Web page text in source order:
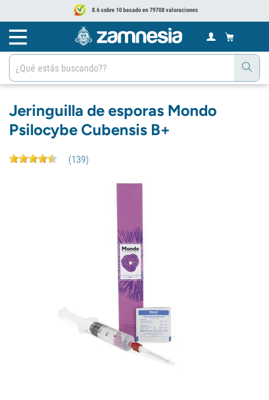
8.6 sobre 10 basado en 79708 valoraciones
Jeringuilla de esporas Mondo
Psilocybe Cubensis B+
(139)